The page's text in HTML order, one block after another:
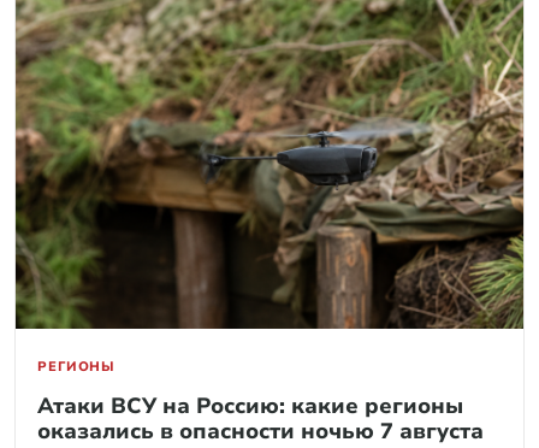
РЕГИОНЫ
Атаки ВСУ на Россию: какие регионы
оказались в опасности ночью 7 августа